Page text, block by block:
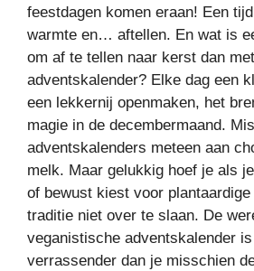
feestdagen komen eraan! Een
warmte en… aftellen. En wat is
om af te tellen naar kerst dan
adventskalender? Elke dag een
een lekkernij openmaken, het
magie in de decembermaand.
adventskalenders meteen aan
melk. Maar gelukkig hoef je als
of bewust kiest voor
traditie niet over te slaan. De
veganistische adventskalender
verrassender dan je misschien